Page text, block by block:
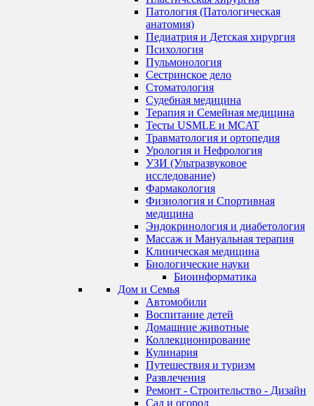
Патология (Патологическая
анатомия)
Педиатрия и Детская хирургия
Психология
Пульмонология
Сестринское дело
Стоматология
Судебная медицина
Терапия и Семейная медицина
Тесты USMLE и MCAT
Травматология и ортопедия
Урология и Нефрология
УЗИ (Ультразвуковое
исследование)
Фармакология
Физиология и Спортивная
медицина
Эндокринология и диабетология
Массаж и Мануальная терапия
Клиническая медицина
Биологические науки
Биоинформатика
Дом и Семья
Автомобили
Воспитание детей
Домашние животные
Коллекционирование
Кулинария
Путешествия и туризм
Развлечения
Ремонт - Строительство - Дизайн
Сад и огород